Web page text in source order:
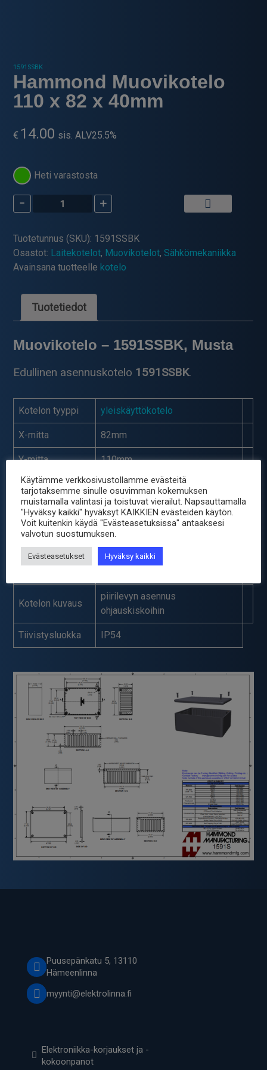
1591SSBK
Hammond Muovikotelo
110 x 82 x 40mm
€ 14.00 sis. ALV25.5%
Heti varastosta
-
Hammond
Muovikotelo
x
82
x
määrä
+
Tuotetunnus (SKU): 1591SSBK
Osastot: Laitekotelot, Muovikotelot, Sähkömekaniikka
Avainsana tuotteellekotelo
Tuotetiedot
Muovikotelo – 1591SSBK, Musta
Edullinen asennuskotelo 1591SSBK.
Kotelon tyyppi yleiskäyttökotelo
X-mitta 82mm
Y-mitta 110mm
Z-mitta 44mm
Kotelon sarja 1591S
Kotelon
materiaali
ABS
Kotelon kuvaus
piirilevyn asennus
ohjauskiskoihin
Tiivistysluokka IP54
Puusepänkatu 5, 13110
Hämeenlinna
myynti@elektrolinna.fi
Elektroniikka-korjaukset ja -
kokoonpanot
Käytämme verkkosivustollamme evästeitä
tarjotaksemme sinulle osuvimman kokemuksen
muistamalla valintasi ja toistuvat vierailut. Napsauttamalla
"Hyväksy kaikki" hyväksyt KAIKKIEN evästeiden käytön.
Voit kuitenkin käydä "Evästeasetuksissa" antaaksesi
valvotun suostumuksen.
Evästeasetukset Hyväksy kaikki